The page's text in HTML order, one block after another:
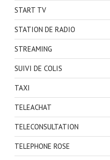
START TV
STATION DE RADIO
STREAMING
SUIVI DE COLIS
TAXI
TELEACHAT
TELECONSULTATION
TELEPHONE ROSE